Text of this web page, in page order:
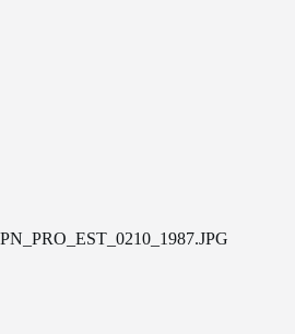
PN_PRO_EST_0210_1987.JPG